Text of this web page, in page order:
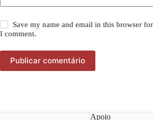
Save my name and email in this browser
I comment.
Publicar comentário
Apoio